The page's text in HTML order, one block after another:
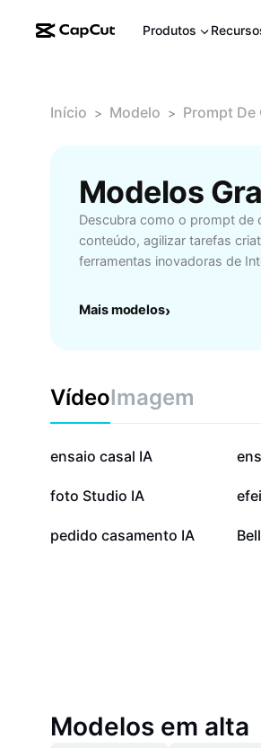
Produtos
Início > Modelo > Prompt De
Descubra como o prompt de
conteúdo, agilizar tarefas
ferramentas inovadoras de
Ideal para profissionais de
criar conteúdos impactantes
suas ideias realidade em
Mais modelos›
VídeoImagem
239,9 mil
ensaio casal IA
26,7 mil
foto Studio IA
6,5 mil
pedido casamento IA
Modelos em alta